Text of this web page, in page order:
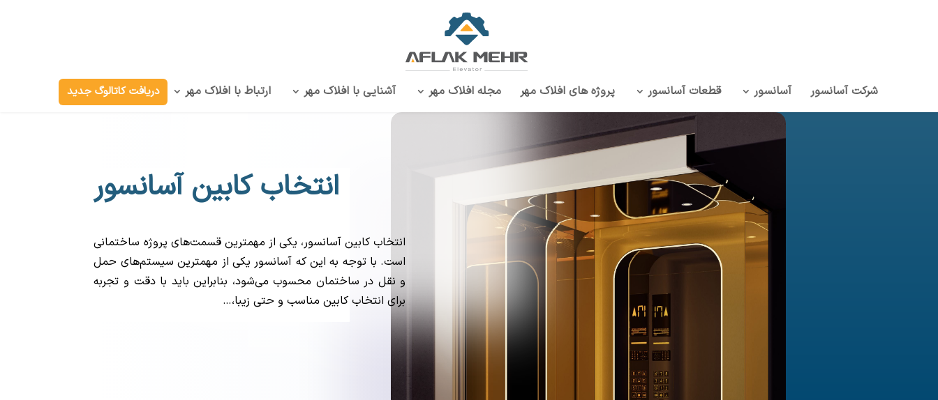
شرکت آسانسور آسانسور قطعات آسانسور پروژه‌ های افلاک مهر مجله افلاک مهر آشنایی با افلاک مهر ارتباط با افلاک مهر دریافت کاتالوگ جدید
انتخاب کابین آسانسور
انتخاب کابین آسانسور، یکی از مهمترین قسمت‌های پروژه ساختمانی
است. با توجه به این که آسانسور یکی از مهمترین سیستم‌های حمل
و نقل در ساختمان محسوب می‌شود، بنابراین باید با دقت و تجربه
برای انتخاب کابین مناسب و حتی زیبا،…